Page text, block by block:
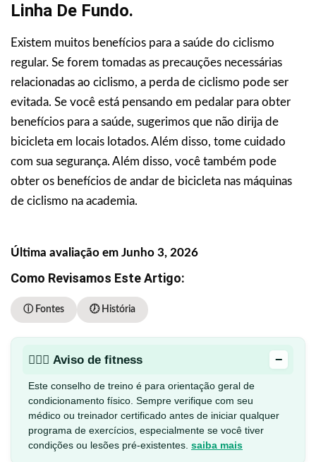
Linha De Fundo.
Existem muitos benefícios para a saúde do ciclismo
regular. Se forem tomadas as precauções necessárias
relacionadas ao ciclismo, a perda de ciclismo pode ser
evitada. Se você está pensando em pedalar para obter
benefícios para a saúde, sugerimos que não dirija de
bicicleta em locais lotados. Além disso, tome cuidado
com sua segurança. Além disso, você também pode
obter os benefícios de andar de bicicleta nas máquinas
de ciclismo na academia.
Última avaliação em Junho 3, 2026
Como Revisamos Este Artigo:
ⓘ Fontes 🕖 História
🏋🏻‍♂️ Aviso de fitness −
Este conselho de treino é para orientação geral de
condicionamento físico. Sempre verifique com seu
médico ou treinador certificado antes de iniciar qualquer
programa de exercícios, especialmente se você tiver
condições ou lesões pré-existentes. saiba mais